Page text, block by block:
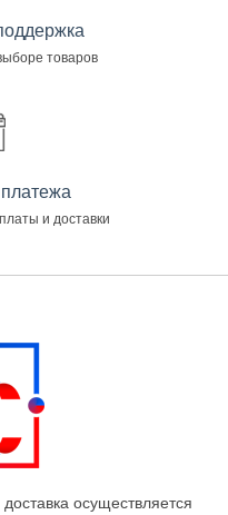
товаров
и доставки
осуществляется